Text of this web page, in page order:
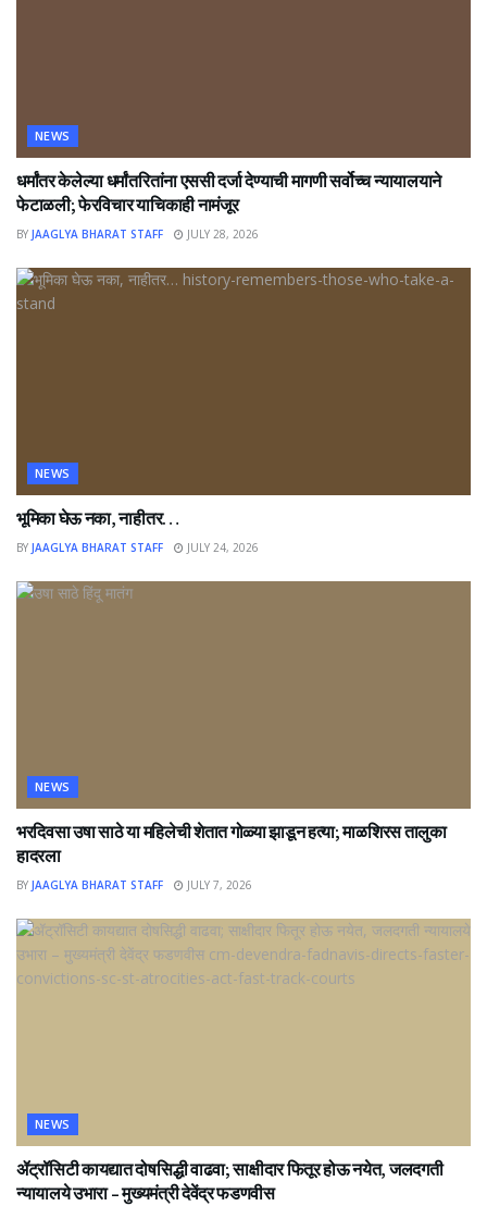
NEWS
धर्मांतर केलेल्या धर्मांतरितांना एससी दर्जा देण्याची मागणी सर्वोच्च न्यायालयाने
फेटाळली; फेरविचार याचिकाही नामंजूर
BY JAAGLYA BHARAT STAFF JULY 28, 2026
NEWS
भूमिका घेऊ नका, नाहीतर…
BY JAAGLYA BHARAT STAFF JULY 24, 2026
NEWS
भरदिवसा उषा साठे या महिलेची शेतात गोळ्या झाडून हत्या; माळशिरस तालुका
हादरला
BY JAAGLYA BHARAT STAFF JULY 7, 2026
NEWS
ॲट्रॉसिटी कायद्यात दोषसिद्धी वाढवा; साक्षीदार फितूर होऊ नयेत, जलदगती
न्यायालये उभारा – मुख्यमंत्री देवेंद्र फडणवीस